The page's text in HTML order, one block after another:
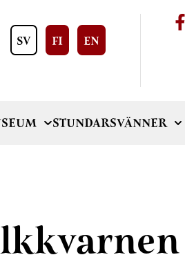
SV FI EN
STUNDARSVÄNNER